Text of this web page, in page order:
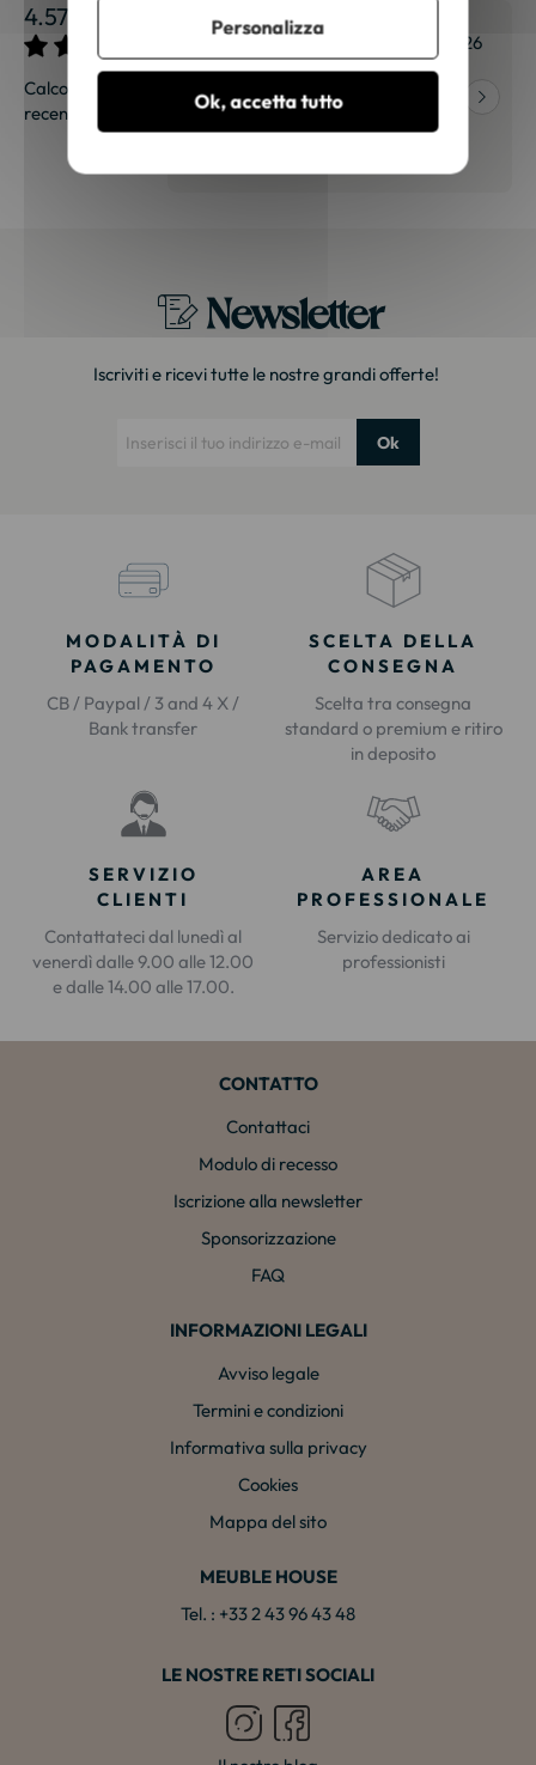
4.57 / 5
Calcolato su 5997
recensioni.
27/07/2026
delusi.
27/07/2026
"Divano molto bello! Consegna
Newsletter
Iscriviti e ricevi tutte le nostre grandi offerte!
Ok
MODALITÀ DI
PAGAMENTO
CB / Paypal / 3 and 4 X /
Bank transfer
SCELTA DELLA
CONSEGNA
Scelta tra consegna
standard o premium e ritiro
in deposito
SERVIZIO
CLIENTI
Contattateci dal lunedì al
venerdì dalle 9.00 alle 12.00
e dalle 14.00 alle 17.00.
AREA
PROFESSIONALE
Servizio dedicato ai
professionisti
CONTATTO
Contattaci
Modulo di recesso
Iscrizione alla newsletter
Sponsorizzazione
FAQ
INFORMAZIONI LEGALI
Avviso legale
Termini e condizioni
Informativa sulla privacy
Cookies
Mappa del sito
MEUBLE HOUSE
Tel. : +33 2 43 96 43 48
LE NOSTRE RETI SOCIALI
Ok, accetta tutto
Personalizza